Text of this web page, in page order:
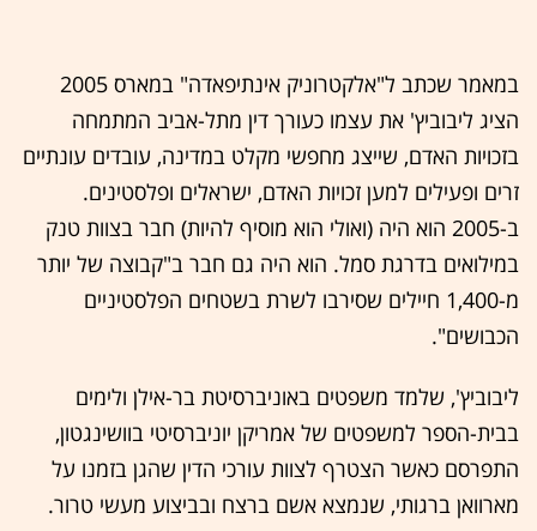
במאמר שכתב ל"אלקטרוניק אינתיפאדה" במארס 2005
הציג ליבוביץ' את עצמו כעורך דין מתל-אביב המתמחה
בזכויות האדם, שייצג מחפשי מקלט במדינה, עובדים עונתיים
זרים ופעילים למען זכויות האדם, ישראלים ופלסטינים.
ב-2005 הוא היה (ואולי הוא מוסיף להיות) חבר בצוות טנק
במילואים בדרגת סמל. הוא היה גם חבר ב"קבוצה של יותר
מ-1,400 חיילים שסירבו לשרת בשטחים הפלסטיניים
הכבושים".
ליבוביץ', שלמד משפטים באוניברסיטת בר-אילן ולימים
בבית-הספר למשפטים של אמריקן יוניברסיטי בוושינגטון,
התפרסם כאשר הצטרף לצוות עורכי הדין שהגן בזמנו על
מארוואן ברגותי, שנמצא אשם ברצח ובביצוע מעשי טרור.